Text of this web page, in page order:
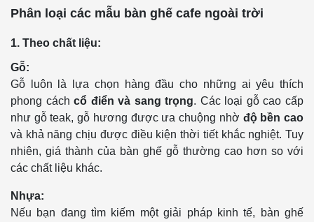
Phân loại các mẫu bàn ghế cafe ngoài trời
1. Theo chất liệu:
Gỗ:
Gỗ luôn là lựa chọn hàng đầu cho những ai yêu thích
phong cáchcổ điển và sang trọng. Các loại gỗ cao cấp
như gỗ teak, gỗ hương được ưa chuộng nhờ độ bền cao
và khả năng chịu được điều kiện thời tiết khắc nghiệt. Tuy
nhiên, giá thành của bàn ghế gỗ thường cao hơn so với
các chất liệu khác.
Nhựa:
Nếu bạn đang tìm kiếm một giải pháp kinh tế, bàn ghế